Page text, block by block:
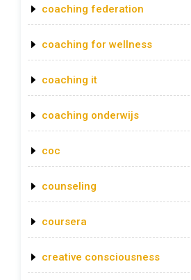
coaching federation
coaching for wellness
coaching it
coaching onderwijs
coc
counseling
coursera
creative consciousness